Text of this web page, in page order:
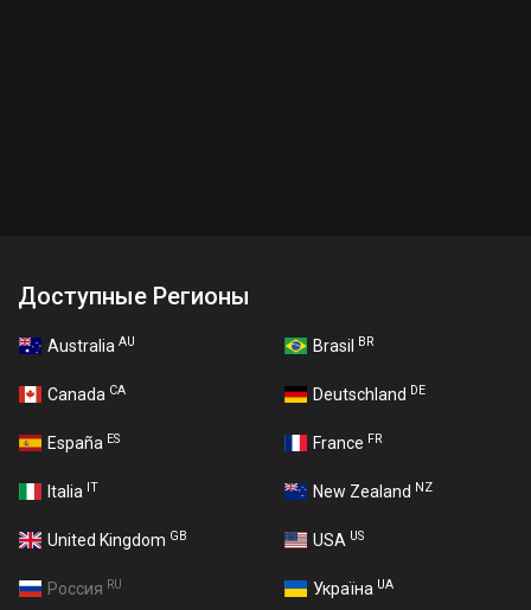
Доступные Регионы
Australia AU Brasil BR
Canada CA Deutschland DE
España ES France FR
Italia IT New Zealand NZ
United Kingdom GB USA US
Россия RU Україна UA